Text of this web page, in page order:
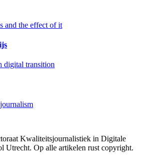
and the effect of it
digital transition
Kwaliteitsjournalistiek in Digitale
Utrecht. Op alle artikelen rust copyright.